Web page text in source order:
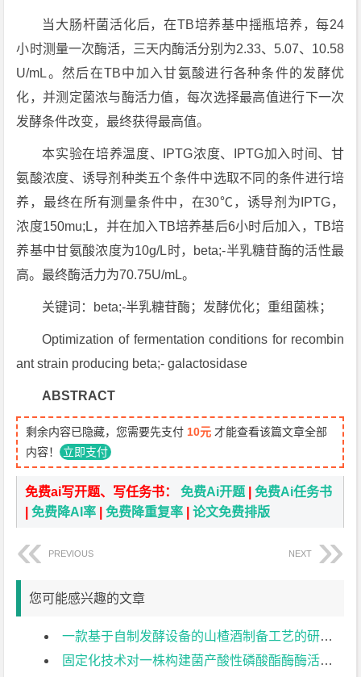
当大肠杆菌活化后，在TB培养基中摇瓶培养，每24
小时测量一次酶活，三天内酶活分别为2.33、5.07、10.58
U/mL。然后在TB中加入甘氨酸进行各种条件的发酵优
化，并测定菌浓与酶活力值，每次选择最高值进行下一次
发酵条件改变，最终获得最高值。
本实验在培养温度、IPTG浓度、IPTG加入时间、甘
氨酸浓度、诱导剂种类五个条件中选取不同的条件进行培
养，最终在所有测量条件中，在30℃，诱导剂为IPTG，
浓度150mu;L，并在加入TB培养基后6小时后加入，TB培
养基中甘氨酸浓度为10g/L时，beta;-半乳糖苷酶的活性最
高。最终酶活力为70.75U/mL。
关键词：beta;-半乳糖苷酶；发酵优化；重组菌株；
Optimization of fermentation conditions for recombin
ant strain producing beta;- galactosidase
ABSTRACT
剩余内容已隐藏，您需要先支付 10元 才能查看该篇文章全部
内容！ 立即支付
免费ai写开题、写任务书：免费Ai开题 |免费Ai任务书
|免费降AI率 |免费降重复率 |论文免费排版
PREVIOUS NEXT
您可能感兴趣的文章
一款基于自制发酵设备的山楂酒制备工艺的研究文献综述
固定化技术对一株构建菌产酸性磷酸酯酶酶活影响的研究文献综述